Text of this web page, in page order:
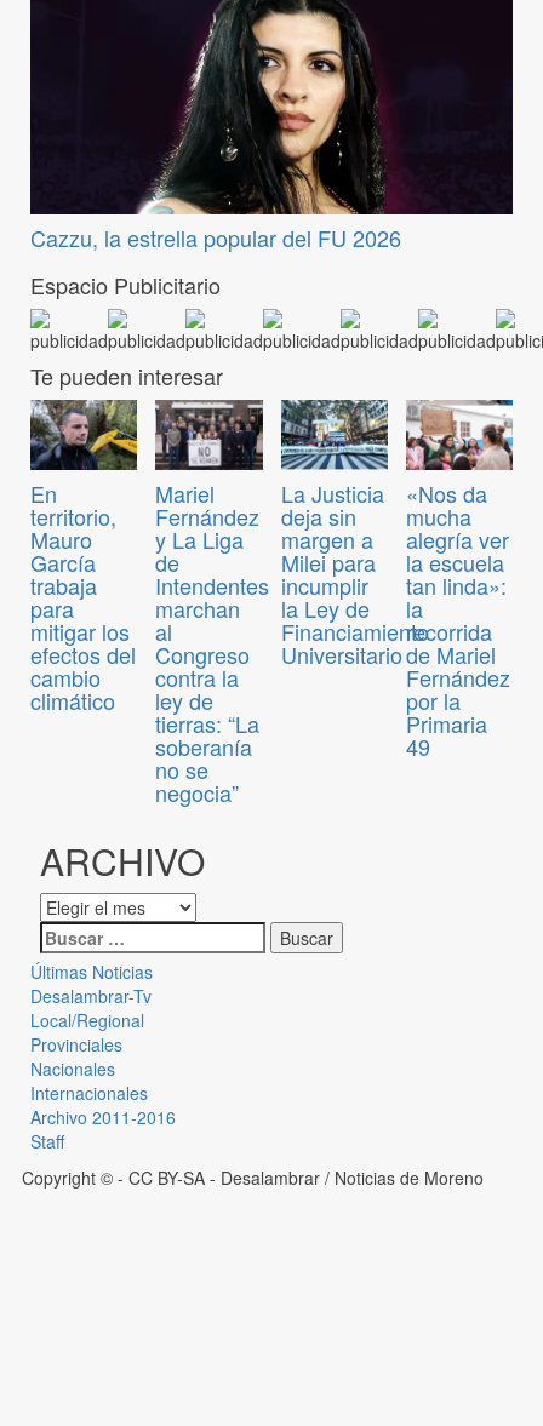
Cazzu, la estrella popular del FU 2026
Espacio Publicitario
Te pueden interesar
En
territorio,
Mauro
García
trabaja
para
mitigar los
efectos del
cambio
climático
Mariel
Fernández
y La Liga
de
Intendentes
marchan
al
Congreso
contra la
ley de
tierras: “La
soberanía
no se
negocia”
La Justicia
deja sin
margen a
Milei para
incumplir
la Ley de
Financiamiento
Universitario
«Nos da
mucha
alegría ver
la escuela
tan linda»:
la
recorrida
de Mariel
Fernández
por la
Primaria
49
ARCHIVO
Últimas Noticias
Desalambrar-Tv
Local/Regional
Provinciales
Nacionales
Internacionales
Archivo 2011-2016
Staff
Copyright © - CC BY-SA - Desalambrar / Noticias de Moreno